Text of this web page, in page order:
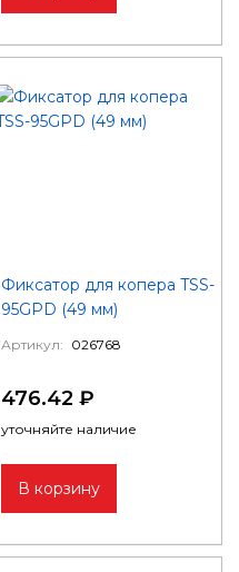
Фиксатор для копера TSS-
95GPD (49 мм)
Артикул: 026768
476.42 ₽
уточняйте наличие
В корзину